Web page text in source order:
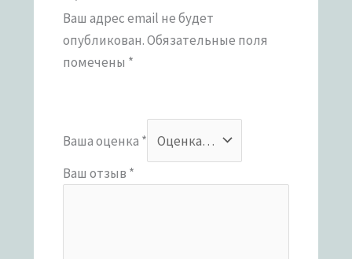
Ваш адрес email не будет
опубликован.Обязательные поля
помечены *
Ваша оценка *
Ваш отзыв *